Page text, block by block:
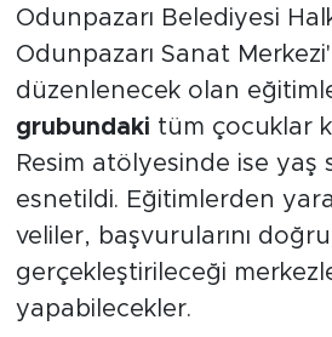
Odunpazarı Belediyesi
Odunpazarı Sanat
düzenlenecek olan
grubundaki tüm çocuklar
Resim atölyesinde ise yaş
esnetildi. Eğitimlerden
veliler, başvurularını
gerçekleştirileceği
yapabilecekler.